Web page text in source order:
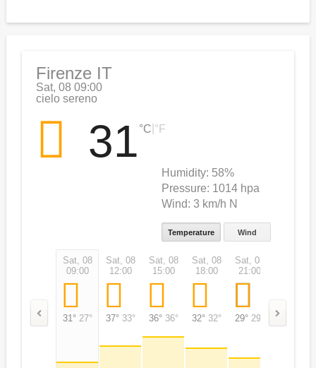
Firenze IT
Sat, 08 09:00
cielo sereno
31 °C °F
Humidity: 58%
Pressure: 1014 hpa
Wind: 3 km/h N
Temperature Wind
Sat, 08
09:00
31° 27°
Sat, 08
12:00
37° 33°
Sat, 08
15:00
36° 36°
Sat, 08
18:00
32° 32°
Sat, 08
21:00
29° 29° 28°